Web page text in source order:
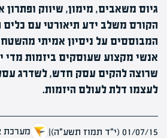
גיוס משאבים, מימון, שיווק ופתרון
הקורס משלב ידע תיאורטי עם כלים
המבוססים על ניסיון אמיתי
אנשי מקצוע שעוסקים ביזמות מדי
שרוצה להקים עסק חדש, לשדרג
לעצמו דלת לעולם היזמות.
01/07/15 (י״ד תמוז תשע״ה) | מערכת